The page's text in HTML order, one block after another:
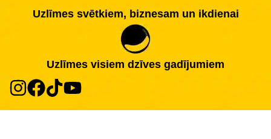
Uzlīmes svētkiem, biznesam un ikdienai
Uzlīmes visiem dzīves gadījumiem